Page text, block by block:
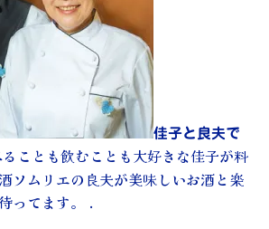
佳子と良夫で
ことも飲むことも大好きな佳子が料
ソムリエの良夫が美味しいお酒と楽
ってます。 .